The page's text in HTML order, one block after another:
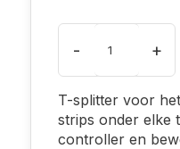
- +
T-splitter voor
strips onder elke
controller en